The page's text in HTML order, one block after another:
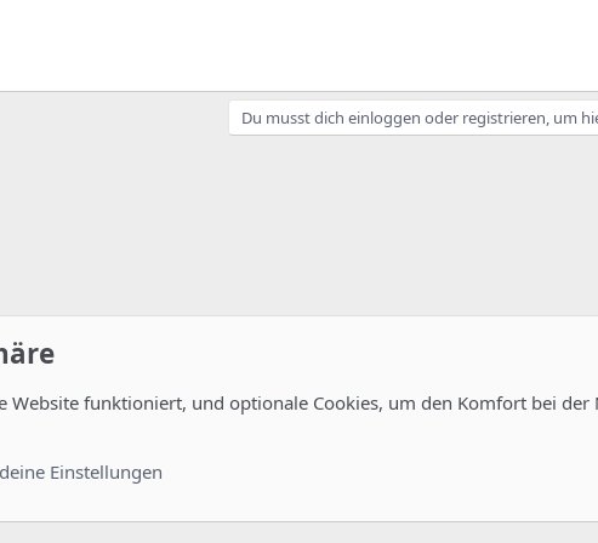
Du musst dich einloggen oder registrieren, um
Website funktioniert, und optionale Cookies, um den Komfort bei der
Einstellungen